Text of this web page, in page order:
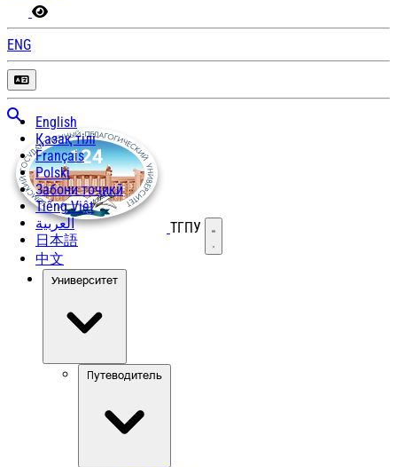
ENG
English
Қазақ тілі
Français
Polski
Забони тоҷикӣ
Tiếng Việt
العربية
日本語
中文
ТГПУ Открыть меню
Университет
Путеводитель